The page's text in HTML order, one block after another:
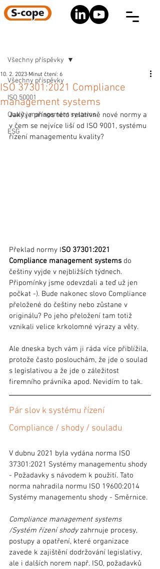
Všechny příspěvky
ISO 50001
Quality management systems
ESG
Všechny příspěvky
ISO 37301:2021 Compliance
management systems
10. 2. 2023 Minut čtení: 6
Jaký je přínos této relativně nové normy a
v čem se nejvíce liší od ISO 9001, systému
řízení managementu kvality?
Překlad normy ISO 37301:2021
Compliance management systems do
češtiny vyjde v nejbližších týdnech.
Připomínky jsme odevzdali a teď už jen
počkat -). Bude nakonec slovo Compliance
přeložené do češtiny nebo zůstane v
originálu? Po jeho přeložení tam totiž
vznikali velice krkolomné výrazy a věty.
Ale dneska bych vám ji ráda více přiblížila,
protože často poslouchám, že jde o soulad
s legislativou a že jde o záležitost
firemního právníka apod. Nevidím to tak.
Pár slov k systému řízení
Compliance / shody / souladu
V dubnu 2021 byla vydána norma ISO
37301:2021 Systémy managementu shody
- Požadavky s návodem k použití. Tato
norma nahradila normu ISO 19600:2014
Systémy managementu shody - Směrnice.
Compliance management systems
/Systém řízení shody zahrnuje procesy,
postupy a opatření, které organizace
zavede k zajištění dodržování legislativy,
ale i dalších norem např. ISO, požadavků